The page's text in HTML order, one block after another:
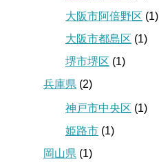
大阪市阿倍野区 (1)
大阪市都島区 (1)
堺市堺区 (1)
兵庫県 (2)
神戸市中央区 (1)
姫路市 (1)
岡山県 (1)